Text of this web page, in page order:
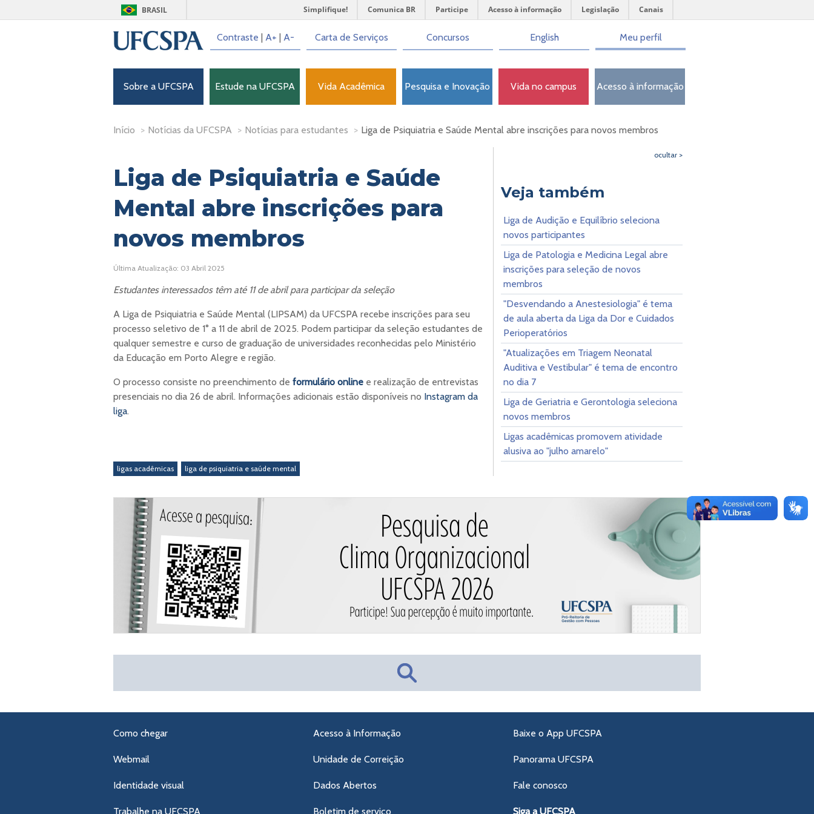
BRASIL Simplifique! Comunica BR Participe Acesso à informação Legislação Canais
Contraste | A+ | A- Carta de Serviços Concursos English Meu perfil
Sobre a UFCSPA Estude na UFCSPA Vida Acadêmica Pesquisa e Inovação Vida no campus Acesso à informação
Início > Notícias da UFCSPA > Notícias para estudantes > Liga de Psiquiatria e Saúde Mental abre inscrições para novos membros
Liga de Psiquiatria e Saúde
Mental abre inscrições para
novos membros
Última Atualização: 03 Abril 2025
Estudantes interessados têm até 11 de abril para participar da seleção
A Liga de Psiquiatria e Saúde Mental (LIPSAM) da UFCSPA recebe inscrições para seu
processo seletivo de 1° a 11 de abril de 2025. Podem participar da seleção estudantes de
qualquer semestre e curso de graduação de universidades reconhecidas pelo Ministério
da Educação em Porto Alegre e região.
O processo consiste no preenchimento de formulário online e realização de entrevistas
presenciais no dia 26 de abril. Informações adicionais estão disponíveis no Instagram da
liga.
ligas acadêmicas liga de psiquiatria e saúde mental
ocultar >
Veja também
Liga de Audição e Equilíbrio seleciona
novos participantes
Liga de Patologia e Medicina Legal abre
inscrições para seleção de novos
membros
"Desvendando a Anestesiologia" é tema
de aula aberta da Liga da Dor e Cuidados
Perioperatórios
"Atualizações em Triagem Neonatal
Auditiva e Vestibular" é tema de encontro
no dia 7
Liga de Geriatria e Gerontologia seleciona
novos membros
Ligas acadêmicas promovem atividade
alusiva ao "julho amarelo"
Como chegar
Webmail
Identidade visual
Trabalhe na UFCSPA
Acesso à Informação
Unidade de Correição
Dados Abertos
Boletim de serviço
Baixe o App UFCSPA
Panorama UFCSPA
Fale conosco
Siga a UFCSPA